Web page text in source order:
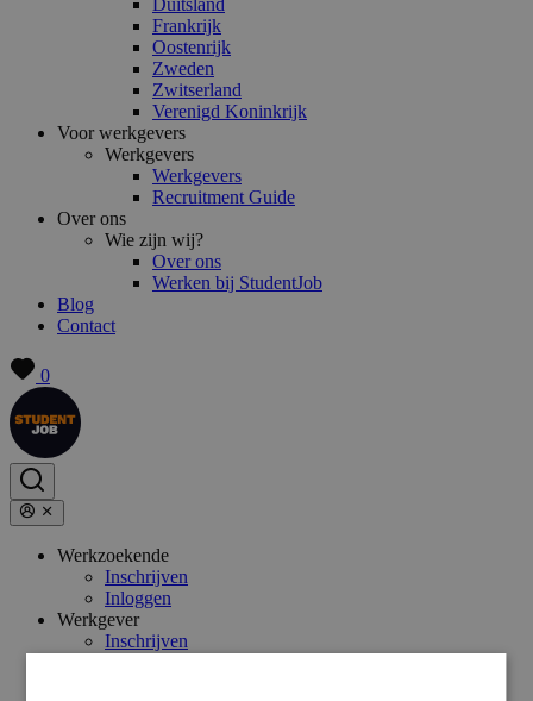
Duitsland
Frankrijk
Oostenrijk
Zweden
Zwitserland
Verenigd Koninkrijk
Voor werkgevers
Werkgevers
Werkgevers
Recruitment Guide
Over ons
Wie zijn wij?
Over ons
Werken bij StudentJob
Blog
Contact
0
Werkzoekende
Inschrijven
Inloggen
Werkgever
Inschrijven